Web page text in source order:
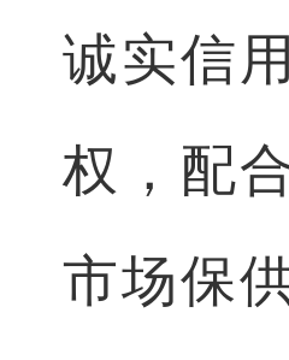
诚实信
权，配
市场保